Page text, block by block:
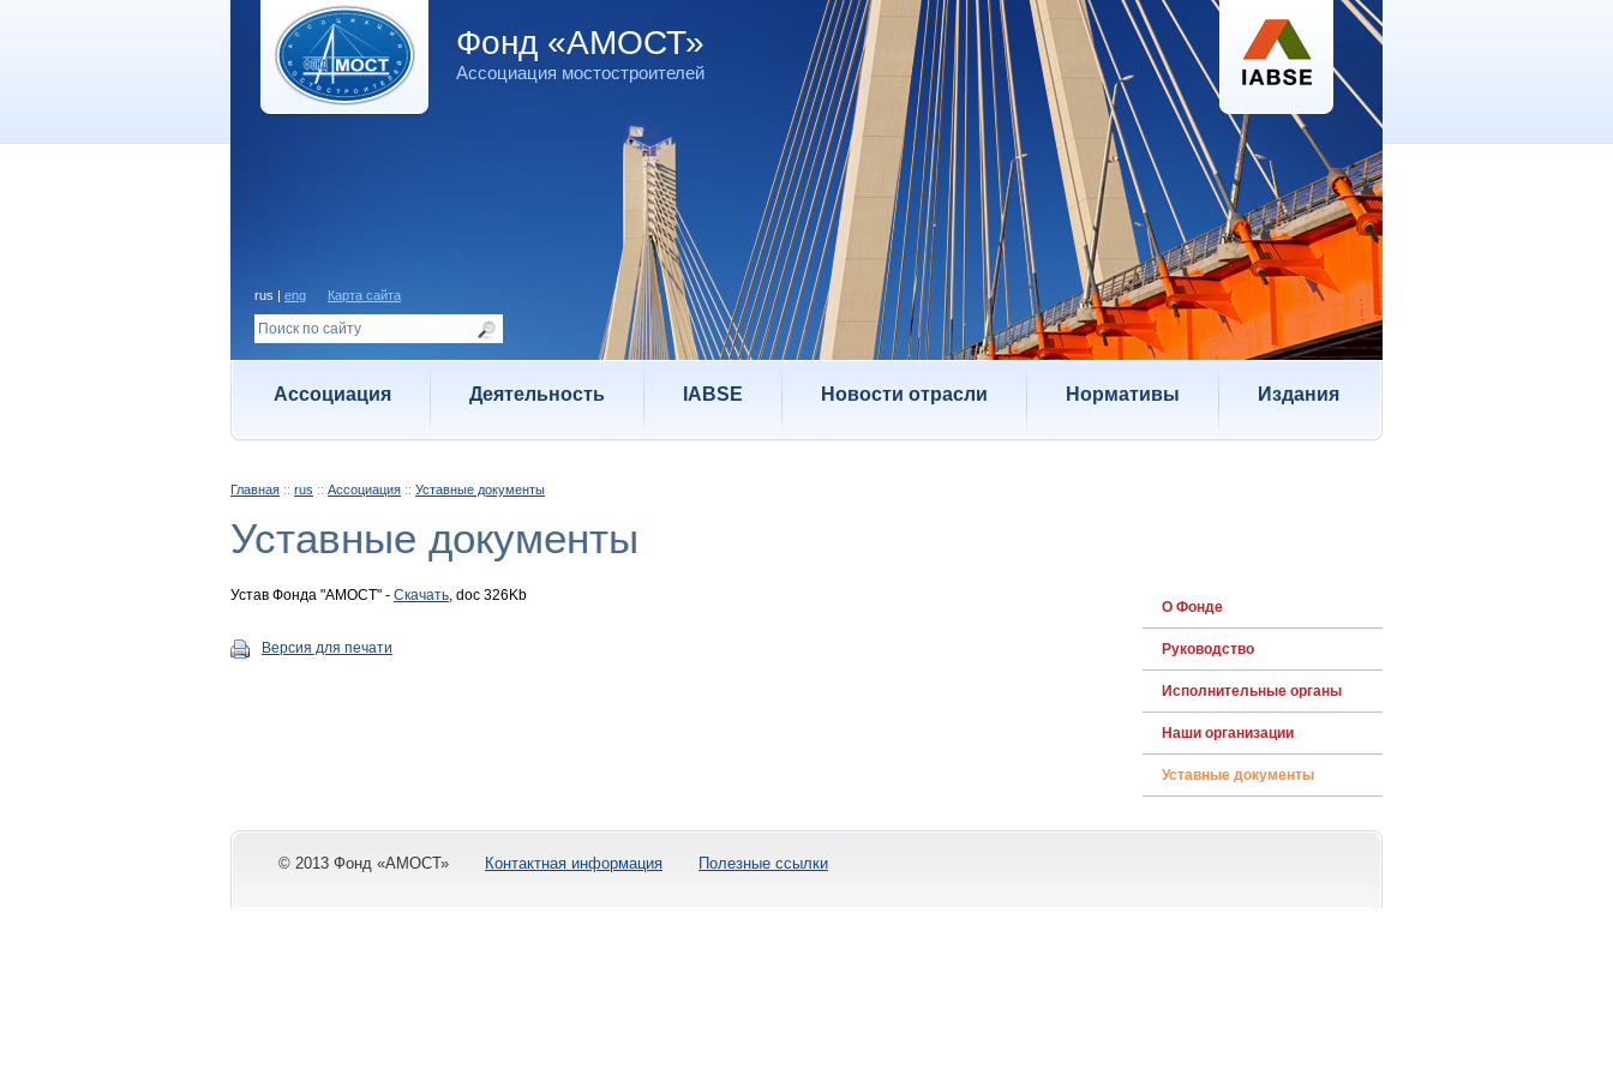
Фонд «АМОСТ»
Ассоциация мостостроителей
rus | eng Карта сайта
Ассоциация Деятельность IABSE Новости отрасли Нормативы Издания
Главная :: rus :: Ассоциация :: Уставные документы
Уставные документы
О Фонде
Руководство
Исполнительные органы
Наши организации
Уставные документы
Устав Фонда "АМОСТ" - Скачать, doc 326Kb
Версия для печати
© 2013 Фонд «АМОСТ» Контактная информация Полезные ссылки